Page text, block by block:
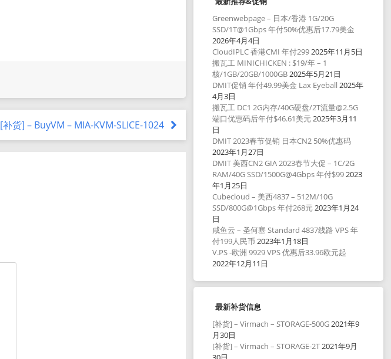
[补货] – BuyVM – MIA-KVM-SLICE-1024
Greenwebpage – 日本/香港 1G/20G
SSD/1T@1Gbps 年付50%优惠后17.79美金
2026年4月4日
CloudIPLC 香港CMI 年付2992025年11月5日
搬瓦工 MINICHICKEN : $19/年 – 1
核/1GB/20GB/1000GB2025年5月21日
DMIT促销 年付49.99美金 Lax Eyeball 2025年
4月3日
搬瓦工 DC1 2G内存/40G硬盘/2T流量@2.5G
端口优惠码后年付$46.61美元2025年3月11
日
DMIT 2023春节促销 日本CN2 50%优惠码
2023年1月27日
DMIT 美西CN2 GIA 2023春节大促 – 1C/2G
RAM/40G SSD/1500G@4Gbps 年付$992023
年1月25日
Cubecloud – 美西4837 – 512M/10G
SSD/800G@1Gbps 年付268元2023年1月24
日
咸鱼云 – 圣何塞 Standard 4837线路 VPS 年
付199人民币 2023年1月18日
V.PS -欧洲 9929 VPS 优惠后33.96欧元起
2022年12月11日
最新补货信息
[补货] – Virmach – STORAGE-500G2021年9
月30日
[补货] – Virmach – STORAGE-2T2021年9月